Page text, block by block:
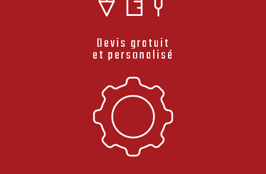
Devis gratuit
et personalisé